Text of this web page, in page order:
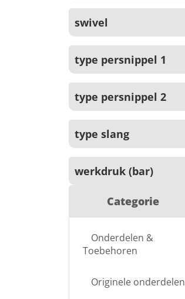
swivel
type persnippel 1
type persnippel 2
type slang
werkdruk (bar)
Categorie
Onderdelen &
Toebehoren
Originele onderdelen